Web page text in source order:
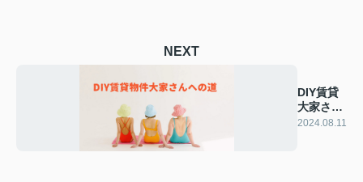
NEXT
DIY賃貸
大家さん
への道
2024.08.11